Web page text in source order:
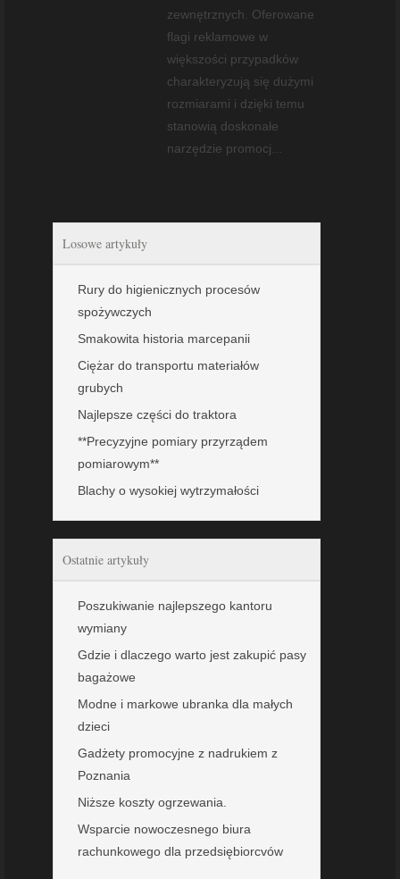
zewnętrznych. Oferowane
flagi reklamowe w
większości przypadków
charakteryzują się dużymi
rozmiarami i dzięki temu
stanowią doskonałe
narzędzie promocj...
Losowe artykuły
Rury do higienicznych procesów
spożywczych
Smakowita historia marcepanii
Ciężar do transportu materiałów
grubych
Najlepsze części do traktora
**Precyzyjne pomiary przyrządem
pomiarowym**
Blachy o wysokiej wytrzymałości
Ostatnie artykuły
Poszukiwanie najlepszego kantoru
wymiany
Gdzie i dlaczego warto jest zakupić pasy
bagażowe
Modne i markowe ubranka dla małych
dzieci
Gadżety promocyjne z nadrukiem z
Poznania
Niższe koszty ogrzewania.
Wsparcie nowoczesnego biura
rachunkowego dla przedsiębiorcvów